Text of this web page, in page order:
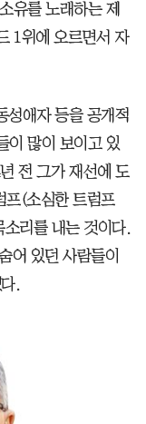
유를 노래하는 제
1위에 오르면서 자
성애자 등을 공개적
이 많이 보이고 있
전 그가 재선에 도
프(소심한 트럼프
리를 내는 것이다.
어 있던 사람들이
.